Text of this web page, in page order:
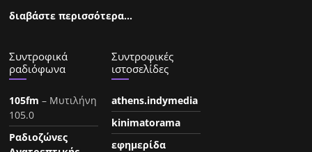
διαβάστε περισσότερα…
Συντροφικά
ραδιόφωνα
105fm – Μυτιλήνη
105.0
Ραδιοζώνες
Συντροφικές
ιστοσελίδες
athens.indymedia
kinimatorama
εφημερίδα